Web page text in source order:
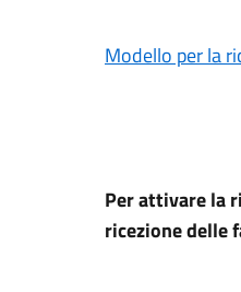
Modello per la
Per attivare la
ricezione delle